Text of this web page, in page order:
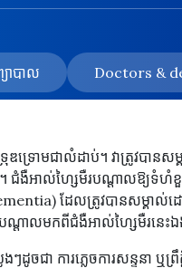
យាបាល Doctors &
ឌទ្រោមជាលំដាប់។ វាត្រូវបាន
ជំងឺអាល់ហ្សៃមឺរបណ្តាលឱ្យទំហំខួ
ដែលត្រូវបានសម្គាល់ដ
បណ្តាលមកពីជំងឺអាល់ហ្សៃមឺរនេះ
ជា ការភ្លេចការសន្ទនា ឬព្